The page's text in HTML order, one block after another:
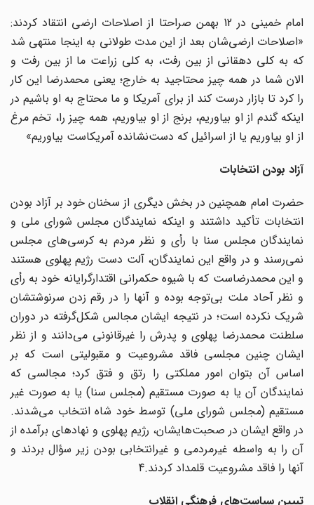
امام خمینی در 12 بهمن صراحتا از اصلاحات ارضی انتقاد کردند:
«اصلاحات ارضی‌شان بعد از این مدت طولانی به اینجا منتهی شد
که به کلی دهقانی از بین رفت، به کلی زراعت ما از بین رفت و
الان شما در همه چیز محتاجید به خارج؛ یعنی محمدرضا این کار
را کرد تا بازار درست کند از برای آمریکا و ما محتاج به او باشیم در
اینکه گندم از او بیاوریم، برنج از او بیاوریم، همه چیز را، تخم مرغ
از او بیاوریم یا از اسرائیل که دست‌نشانده آمریکاست بیاوریم»
آزاد بودن انتخابات
حضرت امام همچنین در بخش دیگری از سخنان خود بر آزاد بودن
انتخابات تأکید داشتند و اینکه نمایندگان مجلس شورای ملی و
نمایندگان مجلس سنا با رأی و نظر مردم به کرسی‌های مجلس
نمی‌رسند و در واقع این نمایندگان، آلت دست رژیم پهلوی هستند
و این محمدرضاست که با شیوه حکمرانی اقتدارگرایانه خود به رأی
و نظر آحاد ملت بی‌توجه بوده و آنها را در رقم زدن سرنوشتشان
شریک نکرده است؛ در نتیجه ایشان مجالس شکل‌گرفته در دوران
سلطنت محمدرضا پهلوی و پدرش را غیرقانونی می‌دانند و از نظر
ایشان چنین مجلسی فاقد مشروعیت و مقبولیتی است که بر
اساس آن بتوان امور مملکتی را رتق و فتق کرد؛ مجالسی که
نمایندگان آن یا به صورت مستقیم (مجلس سنا) یا به صورت غیر
مستقیم (مجلس شورای ملی) توسط خود شاه انتخاب می‌شدند.
در واقع ایشان در صحبت‌هایشان، رژیم پهلوی و نهادهای برآمده از
آن را به واسطه غیرمردمی و غیرانتخابی بودن زیر سؤال بردند و
آنها را فاقد مشروعیت قلمداد کردند.4
تبیین سیاست‌های فرهنگی انقلاب